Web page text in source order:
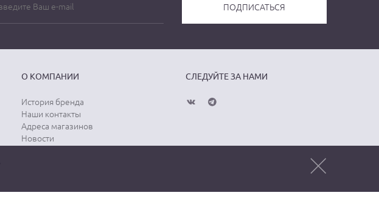
О КОМПАНИИ
История бренда
Наши контакты
Адреса магазинов
Новости
СЛЕДУЙТЕ ЗА НАМИ